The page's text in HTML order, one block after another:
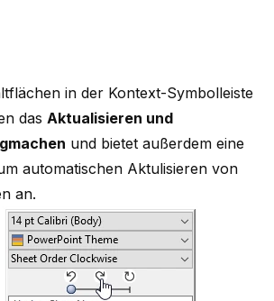
in der Kontext-Symbolleiste
das Aktualisieren und
und bietet außerdem eine
automatischen Aktulisieren von
an.